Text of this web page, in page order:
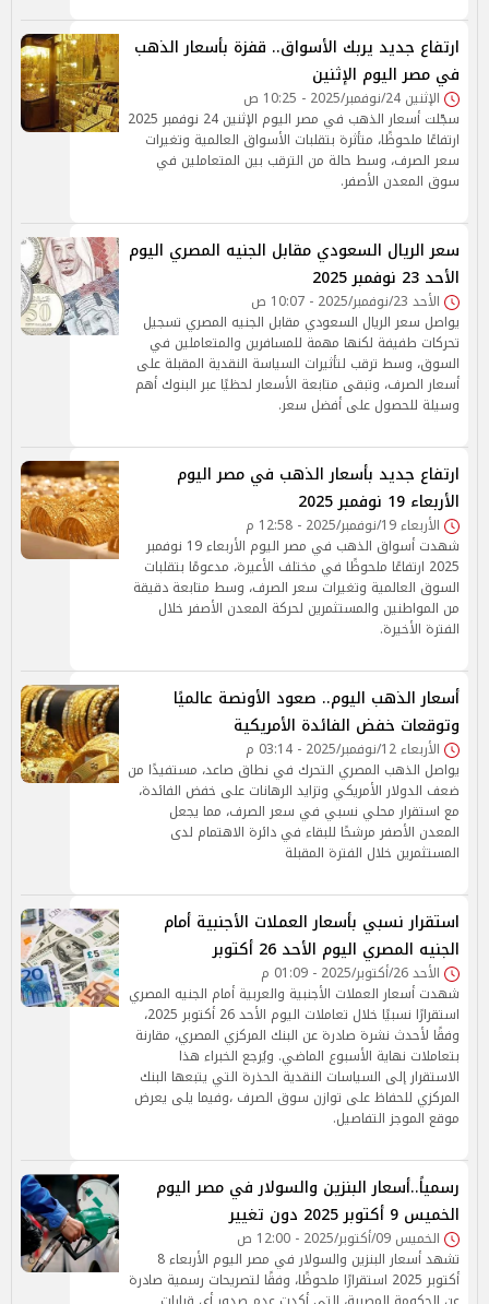
ارتفاع جديد يربك الأسواق.. قفزة بأسعار الذهب
في مصر اليوم الإثنين
الإثنين 24/نوفمبر/2025 - 10:25 ص
سجّلت أسعار الذهب في مصر اليوم الإثنين 24 نوفمبر 2025
ارتفاعًا ملحوظًا، متأثرة بتقلبات الأسواق العالمية وتغيرات
سعر الصرف، وسط حالة من الترقب بين المتعاملين في
سوق المعدن الأصفر.
سعر الريال السعودي مقابل الجنيه المصري اليوم
الأحد 23 نوفمبر 2025
الأحد 23/نوفمبر/2025 - 10:07 ص
يواصل سعر الريال السعودي مقابل الجنيه المصري تسجيل
تحركات طفيفة لكنها مهمة للمسافرين والمتعاملين في
السوق، وسط ترقب لتأثيرات السياسة النقدية المقبلة على
أسعار الصرف، وتبقى متابعة الأسعار لحظيًا عبر البنوك أهم
وسيلة للحصول على أفضل سعر.
ارتفاع جديد بأسعار الذهب في مصر اليوم
الأربعاء 19 نوفمبر 2025
الأربعاء 19/نوفمبر/2025 - 12:58 م
شهدت أسواق الذهب في مصر اليوم الأربعاء 19 نوفمبر
2025 ارتفاعًا ملحوظًا في مختلف الأعيرة، مدعومًا بتقلبات
السوق العالمية وتغيرات سعر الصرف، وسط متابعة دقيقة
من المواطنين والمستثمرين لحركة المعدن الأصفر خلال
الفترة الأخيرة.
أسعار الذهب اليوم.. صعود الأونصة عالميًا
وتوقعات خفض الفائدة الأمريكية
الأربعاء 12/نوفمبر/2025 - 03:14 م
يواصل الذهب المصري التحرك في نطاق صاعد، مستفيدًا من
ضعف الدولار الأمريكي وتزايد الرهانات على خفض الفائدة،
مع استقرار محلي نسبي في سعر الصرف، مما يجعل
المعدن الأصفر مرشحًا للبقاء في دائرة الاهتمام لدى
المستثمرين خلال الفترة المقبلة
استقرار نسبي بأسعار العملات الأجنبية أمام
الجنيه المصري اليوم الأحد 26 أكتوبر
الأحد 26/أكتوبر/2025 - 01:09 م
شهدت أسعار العملات الأجنبية والعربية أمام الجنيه المصري
استقرارًا نسبيًا خلال تعاملات اليوم الأحد 26 أكتوبر 2025،
وفقًا لأحدث نشرة صادرة عن البنك المركزي المصري، مقارنة
بتعاملات نهاية الأسبوع الماضي. ويُرجع الخبراء هذا
الاستقرار إلى السياسات النقدية الحذرة التي يتبعها البنك
المركزي للحفاظ على توازن سوق الصرف ،وفيما يلى يعرض
موقع الموجز التفاصيل.
رسمياً..أسعار البنزين والسولار في مصر اليوم
الخميس 9 أكتوبر 2025 دون تغيير
الخميس 09/أكتوبر/2025 - 12:00 ص
تشهد أسعار البنزين والسولار في مصر اليوم الأربعاء 8
أكتوبر 2025 استقرارًا ملحوظًا، وفقًا لتصريحات رسمية صادرة